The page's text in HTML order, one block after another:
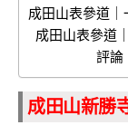
成田山表參道｜
成田山表參道
評論
成田山新勝